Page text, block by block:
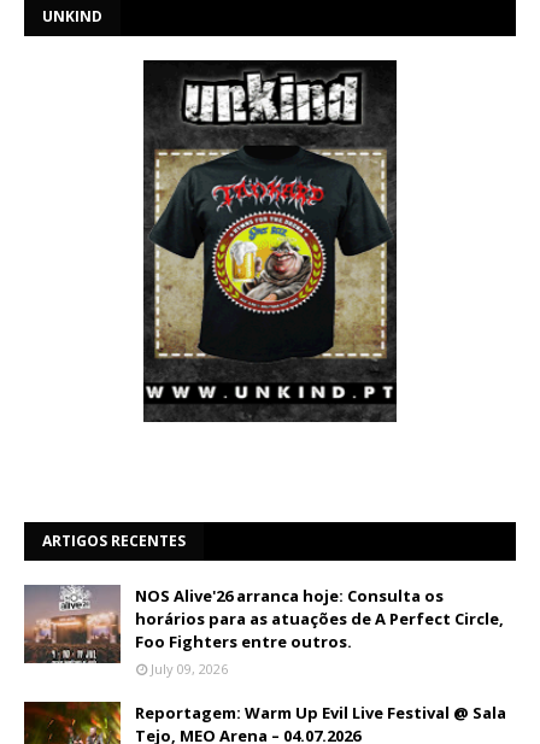
UNKIND
ARTIGOS RECENTES
NOS Alive'26 arranca hoje: Consulta os
horários para as atuações de A Perfect Circle,
Foo Fighters entre outros.
July 09, 2026
Reportagem: Warm Up Evil Live Festival @ Sala
Tejo, MEO Arena – 04.07.2026